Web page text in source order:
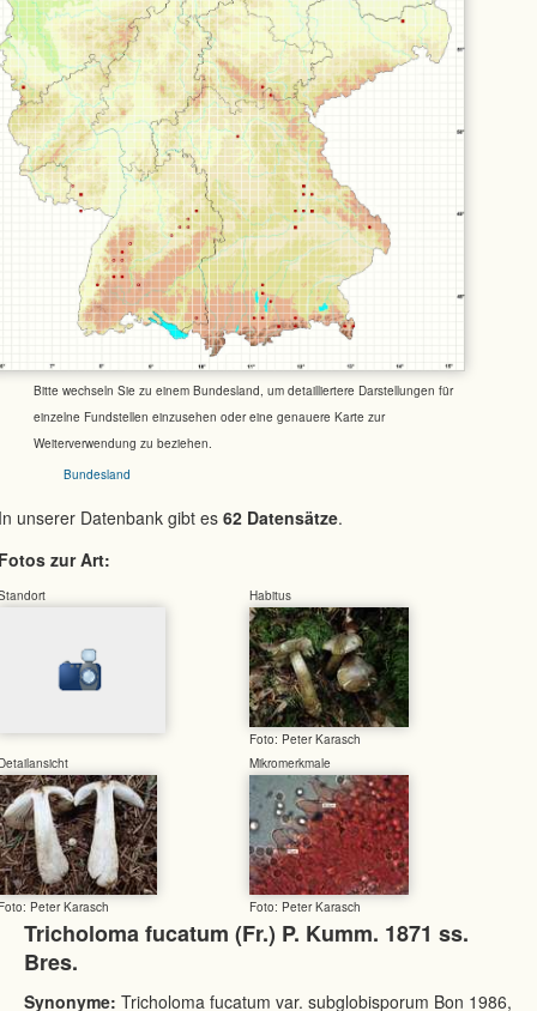
Bitte wechseln Sie zu einem Bundesland, um detailliertere Darstellungen für
einzelne Fundstellen einzusehen oder eine genauere Karte zur
Weiterverwendung zu beziehen.
Bundesland
unserer Datenbank gibt es 62 Datensätze.
zur Art:
Habitus
Foto: Peter Karasch
Peter Karasch
Mikromerkmale
Foto: Peter Karasch
Tricholoma fucatum (Fr.) P. Kumm. 1871 ss.
Bres.
Synonyme: Tricholoma fucatum var. subglobisporum Bon 1986,